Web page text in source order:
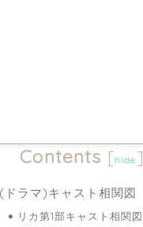
Contents [hide ]
ドラマ)キャスト相関図
リカ第1部キャスト相関図